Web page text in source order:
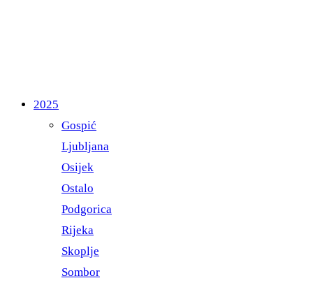
2025
Gospić
Ljubljana
Osijek
Ostalo
Podgorica
Rijeka
Skoplje
Sombor